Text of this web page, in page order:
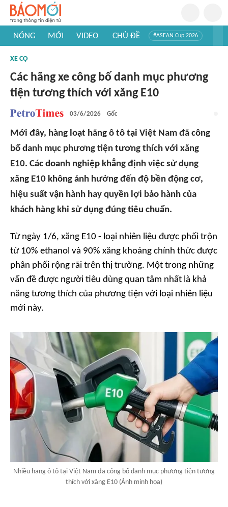
NÓNG MỚI VIDEO CHỦ ĐỀ #ASEAN Cup 2026
#Khám phá thế giới
XE CỘ
Các hãng xe công bố danh mục phương
tiện tương thích với xăng E10
03/6/2026 Gốc
Mới đây, hàng loạt hãng ô tô tại Việt Nam đã công
bố danh mục phương tiện tương thích với xăng
E10. Các doanh nghiệp khẳng định việc sử dụng
xăng E10 không ảnh hưởng đến độ bền động cơ,
hiệu suất vận hành hay quyền lợi bảo hành của
khách hàng khi sử dụng đúng tiêu chuẩn.
Từ ngày 1/6, xăng E10 - loại nhiên liệu được phối trộn
từ 10% ethanol và 90% xăng khoáng chính thức được
phân phối rộng rãi trên thị trường. Một trong những
vấn đề được người tiêu dùng quan tâm nhất là khả
năng tương thích của phương tiện với loại nhiên liệu
mới này.
Nhiều hãng ô tô tại Việt Nam đã công bố danh mục phương tiện tương
thích với xăng E10 (Ảnh minh họa)